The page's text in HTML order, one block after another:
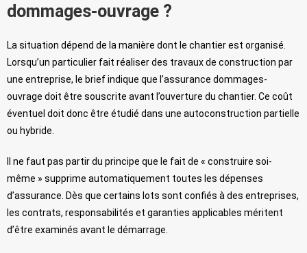
dommages-ouvrage ?
La situation dépend de la manière dont le chantier est organisé.
Lorsqu’un particulier fait réaliser des travaux de construction par
une entreprise, le brief indique que l’assurance dommages-
ouvrage doit être souscrite avant l’ouverture du chantier. Ce coût
éventuel doit donc être étudié dans une autoconstruction partielle
ou hybride.
Il ne faut pas partir du principe que le fait de « construire soi-
même » supprime automatiquement toutes les dépenses
d’assurance. Dès que certains lots sont confiés à des entreprises,
les contrats, responsabilités et garanties applicables méritent
d’être examinés avant le démarrage.